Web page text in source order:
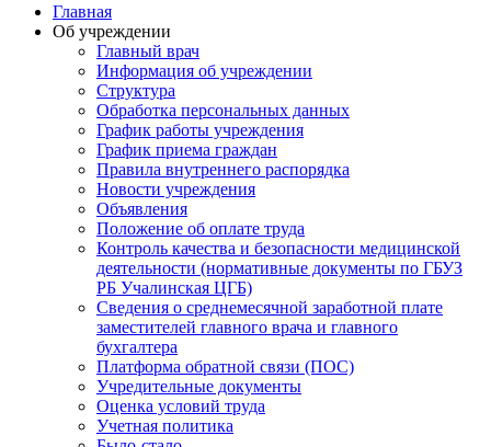
Главная
Об учреждении
Главный врач
Информация об учреждении
Структура
Обработка персональных данных
График работы учреждения
График приема граждан
Правила внутреннего распорядка
Новости учреждения
Объявления
Положение об оплате труда
Контроль качества и безопасности медицинской
деятельности (нормативные документы по ГБУЗ
РБ Учалинская ЦГБ)
Сведения о среднемесячной заработной плате
заместителей главного врача и главного
бухгалтера
Платформа обратной связи (ПОС)
Учредительные документы
Оценка условий труда
Учетная политика